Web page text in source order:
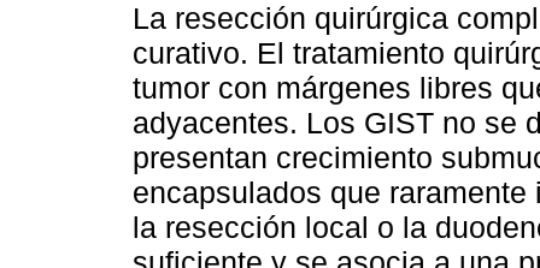
La resección quirúrgica
curativo. El tratamiento
tumor con márgenes libres
adyacentes. Los GIST no se
presentan crecimiento
encapsulados que
la resección local o la